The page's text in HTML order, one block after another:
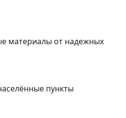
материалы от надежных
пункты